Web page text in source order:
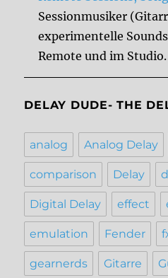
Sessionmusiker
experimentelle
Remote und im Studio.
DELAY DUDE- THE
analog Analog Delay
comparison Delay
Digital Delay effect
emulation Fender
gearnerds Gitarre